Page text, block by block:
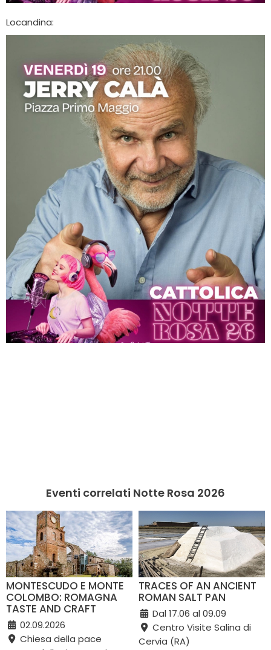
Locandina:
Eventi correlati Notte Rosa 2026
MONTESCUDO E MONTE
COLOMBO: ROMAGNA
TASTE AND CRAFT
02.09.2026
Chiesa della pace
TRACES OF AN ANCIENT
ROMAN SALT PAN
Dal 17.06 al 09.09
Centro Visite Salina di
Cervia (RA)